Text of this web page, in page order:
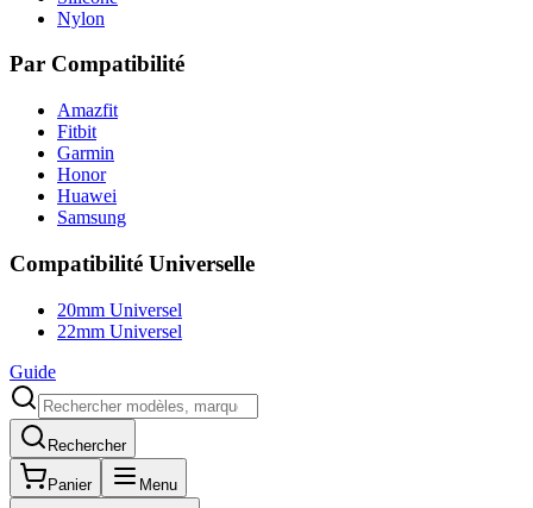
Nylon
Par Compatibilité
Amazfit
Fitbit
Garmin
Honor
Huawei
Samsung
Compatibilité Universelle
20mm Universel
22mm Universel
Guide
Rechercher
Panier Menu